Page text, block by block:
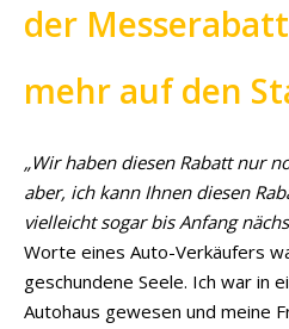
der
mehr auf den
„Wir haben diesen Rabatt nur
aber, ich kann Ihnen diesen
vielleicht sogar bis Anfang
Worte eines Auto-Verkäufers
geschundene Seele. Ich war in
Autohaus gewesen und meine